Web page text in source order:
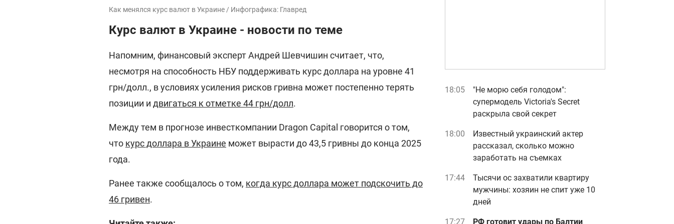
Как менялся курс валют в Украине / Инфографика: Главред
Курс валют в Украине - новости по теме
Напомним, финансовый эксперт Андрей Шевчишин считает, что,
несмотря на способность НБУ поддерживать курс доллара на уровне 41
грн/долл., в условиях усиления рисков гривна может постепенно терять
позиции и двигаться к отметке 44 грн/долл.
Между тем в прогнозе инвесткомпании Dragon Capital говорится о том,
что курс доллара в Украине может вырасти до 43,5 гривны до конца 2025
года.
Ранее также сообщалось о том, когда курс доллара может подскочить до
46 гривен.
18:05
"Не морю себя голодом":
супермодель Victoria's Secret
раскрыла свой секрет
18:00
Известный украинский актер
рассказал, сколько можно
заработать на съемках
17:44
Тысячи ос захватили квартиру
мужчины: хозяин не спит уже 10
дней
17:27 РФ готовит удары по Балтии